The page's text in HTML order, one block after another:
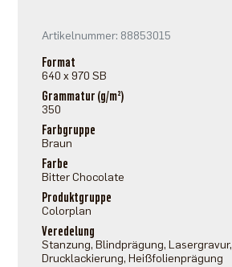
Artikelnummer: 88853015
Format
640 x 970 SB
Grammatur (g/m²)
350
Farbgruppe
Braun
Farbe
Bitter Chocolate
Produktgruppe
Colorplan
Veredelung
Stanzung, Blindprägung, Lasergravur,
Drucklackierung, Heißfolienprägung